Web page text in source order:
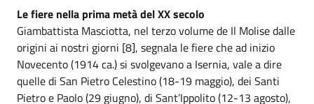
Le fiere nella prima metà del XX secolo
Giambattista Masciotta, nel terzo volume de Il Molise dalle
origini ai nostri giorni [8], segnala le fiere che ad inizio
Novecento (1914 ca.) si svolgevano a Isernia, vale a dire
quelle di San Pietro Celestino (18-19 maggio), dei Santi
Pietro e Paolo (29 giugno), di Sant’Ippolito (12-13 agosto),